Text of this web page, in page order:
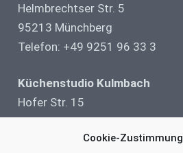
Cookie-Zustimmung
Helmbrechtser Str. 5
95213 Münchberg
Telefon: +49 9251 96 33 3
Küchenstudio Kulmbach
Hofer Str. 15
95326 Kulmbach